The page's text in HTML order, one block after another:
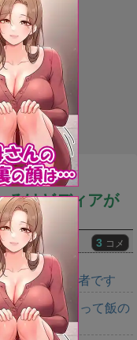
るけどディアが
？？
3 コメ
なんで異常者です
さ語るだけあって飯の